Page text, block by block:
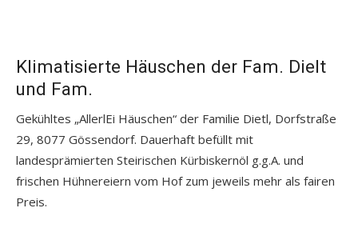
Klimatisierte Häuschen der Fam. Dielt
und Fam.
Gekühltes „AllerlEi Häuschen“ der Familie Dietl, Dorfstraße
29, 8077 Gössendorf. Dauerhaft befüllt mit
landesprämierten Steirischen Kürbiskernöl g.g.A. und
frischen Hühnereiern vom Hof zum jeweils mehr als fairen
Preis.